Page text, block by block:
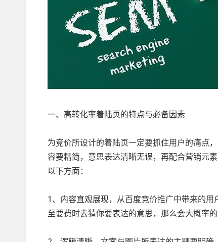
一、高转化率着陆页的特点与必备因素
为竞价所设计的着陆页一定要抓住用户的痛点
容要精简，意思表达清晰无误，再配合营销元
以下方面：
1、内容直观展现，从百度竞价推广中带来的
至要费时去猜你要表达的意思，那么会大概率的